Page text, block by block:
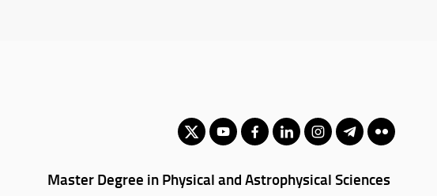
Master Degree in Physical and Astrophysical Sciences